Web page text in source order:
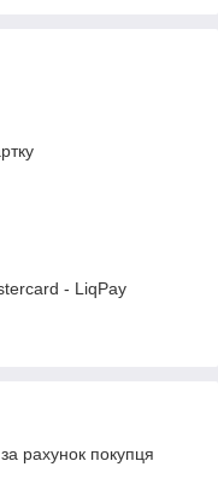
- LiqPay
рахунок покупця